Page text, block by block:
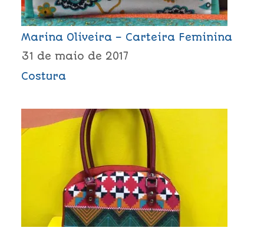
Marina Oliveira – Carteira Feminina
31 de maio de 2017
Costura